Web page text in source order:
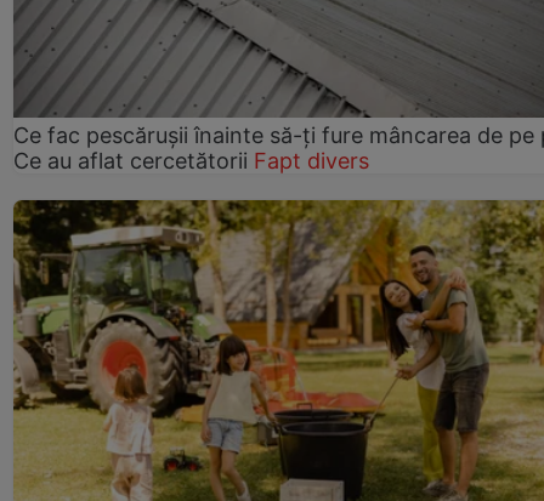
Ce fac pescărușii înainte să-ți fure mâncarea de pe
Ce au aflat cercetătorii Fapt divers